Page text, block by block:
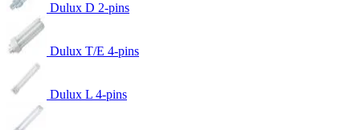
Dulux D 2-pins
Dulux T/E 4-pins
Dulux L 4-pins